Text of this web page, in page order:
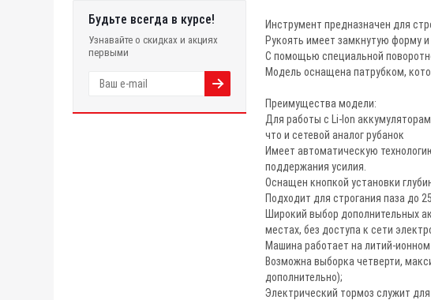
Будьте всегда в курсе!
Узнавайте о скидках и акциях
первыми
Инструмент предназначен для
Рукоять имеет замкнутую форму
С помощью специальной
Модель оснащена патрубком,
Преимущества модели:
Для работы с Li-Ion
что и сетевой аналог рубанок
Имеет автоматическую
поддержания усилия.
Оснащен кнопкой установки
Подходит для строгания паза до
Широкий выбор дополнительных
местах, без доступа к сети
Машина работает на литий-
Возможна выборка четверти,
дополнительно);
Электрический тормоз служит